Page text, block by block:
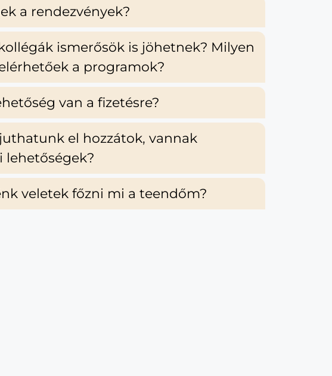
a rendezvények?
ismerősök is jöhetnek? Milyen
a programok?
van a fizetésre?
el hozzátok, vannak
lehetőségek?
veletek főzni mi a teendőm?